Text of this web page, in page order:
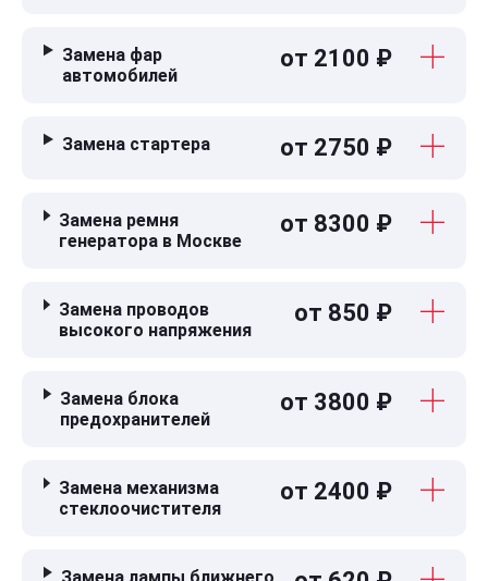
Замена фар
автомобилей
от 2100 ₽
Замена стартера от 2750 ₽
Замена ремня
генератора в Москве
от 8300 ₽
Замена проводов
высокого напряжения
от 850 ₽
Замена блока
предохранителей
от 3800 ₽
Замена механизма
стеклоочистителя
от 2400 ₽